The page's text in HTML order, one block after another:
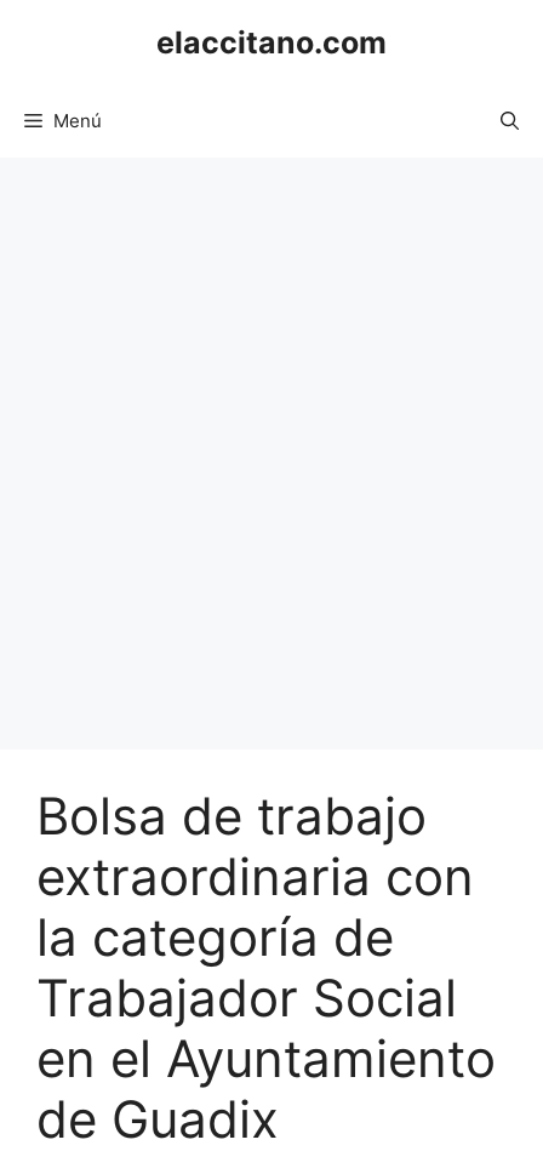
elaccitano.com
Menú
Bolsa de trabajo
extraordinaria con
la categoría de
Trabajador Social
en el Ayuntamiento
de Guadix